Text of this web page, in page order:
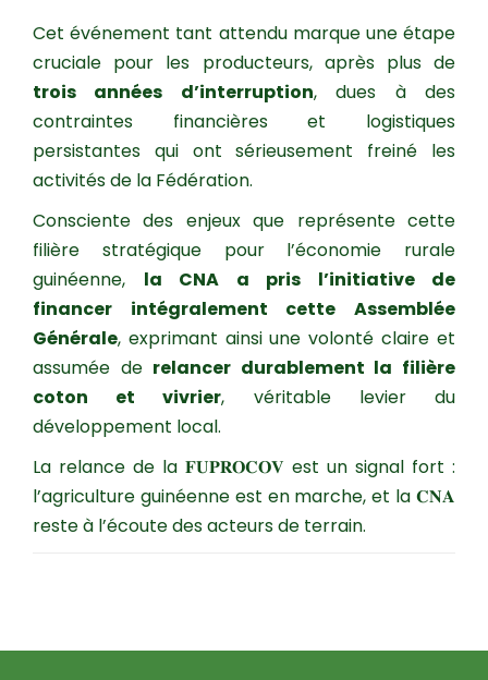
Cet événement tant attendu marque une étape
cruciale pour les producteurs, après plus de
trois années d’interruption, dues à des
contraintes financières et logistiques
persistantes qui ont sérieusement freiné les
activités de la Fédération.
Consciente des enjeux que représente cette
filière stratégique pour l’économie rurale
guinéenne, la CNA a pris l’initiative de
financer intégralement cette Assemblée
Générale, exprimant ainsi une volonté claire et
assumée de relancer durablement la filière
coton et vivrier, véritable levier du
développement local.
La relance de la 𝐅𝐔𝐏𝐑𝐎𝐂𝐎𝐕 est un signal fort :
l’agriculture guinéenne est en marche, et la 𝐂𝐍𝐀
reste à l’écoute des acteurs de terrain.